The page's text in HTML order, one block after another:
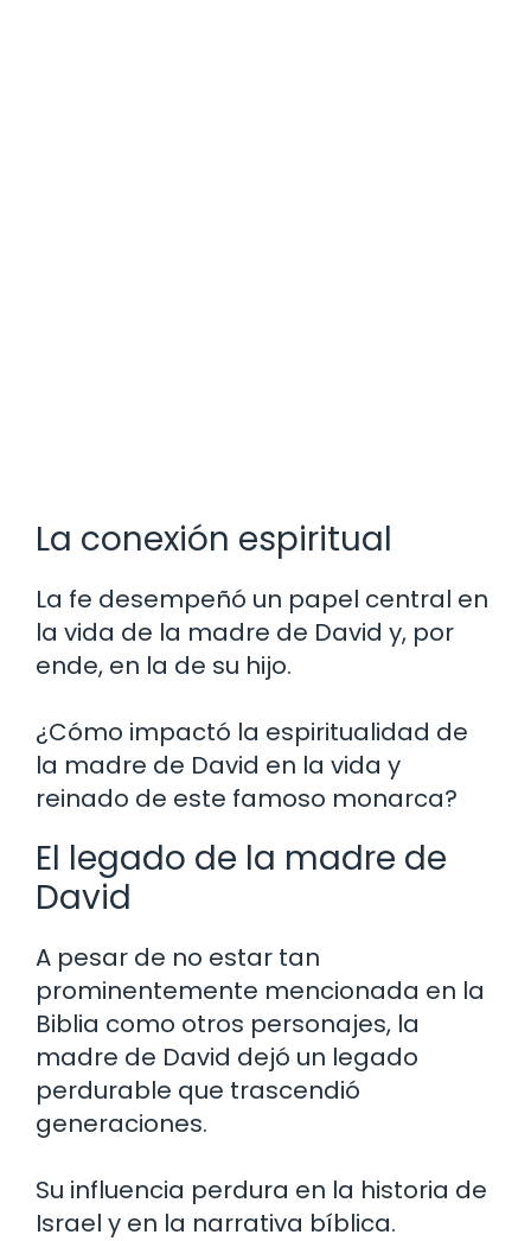
La conexión espiritual
La fe desempeñó un papel central en
la vida de la madre de David y, por
ende, en la de su hijo.
¿Cómo impactó la espiritualidad de
la madre de David en la vida y
reinado de este famoso monarca?
El legado de la madre de
David
A pesar de no estar tan
prominentemente mencionada en la
Biblia como otros personajes, la
madre de David dejó un legado
perdurable que trascendió
generaciones.
Su influencia perdura en la historia de
Israel y en la narrativa bíblica.